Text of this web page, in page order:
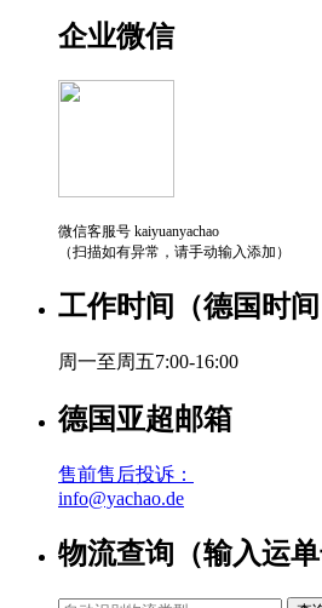
企业微信
微信客服号 kaiyuanyachao
（扫描如有异常，请手动输入添加）
工作时间（德国时间
周一至周五7:00-16:00
德国亚超邮箱
售前售后投诉：
info@yachao.de
物流查询（输入运单